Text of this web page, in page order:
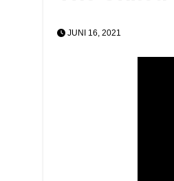
JUNI 16, 2021